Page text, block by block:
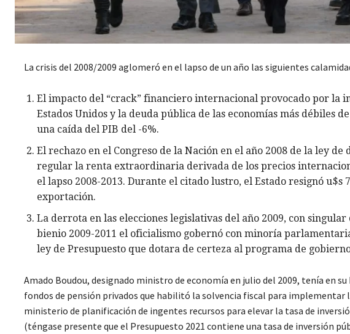
La crisis del 2008/2009 aglomeró en el lapso de un año las siguientes
El impacto del “crack” financiero internacional provocado por la
Estados Unidos y la deuda pública de las economías más débiles
una caída del PIB del -6%.
El rechazo en el Congreso de la Nación en el año 2008 de la ley
regular la renta extraordinaria derivada de los precios
el lapso 2008-2013. Durante el citado lustro, el Estado resignó u$s
exportación.
La derrota en las elecciones legislativas del año 2009, con
bienio 2009-2011 el oficialismo gobernó con minoría
ley de Presupuesto que dotara de certeza al programa de
Amado Boudou, designado ministro de economía en julio del 2009, tenía en
fondos de pensión privados que habilitó la solvencia fiscal para implementar
ministerio de planificación de ingentes recursos para elevar la tasa de
(téngase presente que el Presupuesto 2021 contiene una tasa de inversión